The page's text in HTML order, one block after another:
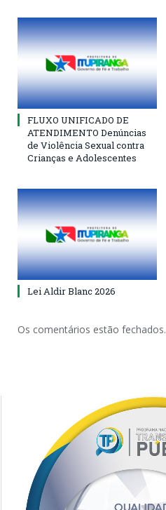
FLUXO UNIFICADO DE
ATENDIMENTO Denúncias
de Violência Sexual contra
Crianças e Adolescentes
Lei Aldir Blanc 2026
Os comentários estão fechados.